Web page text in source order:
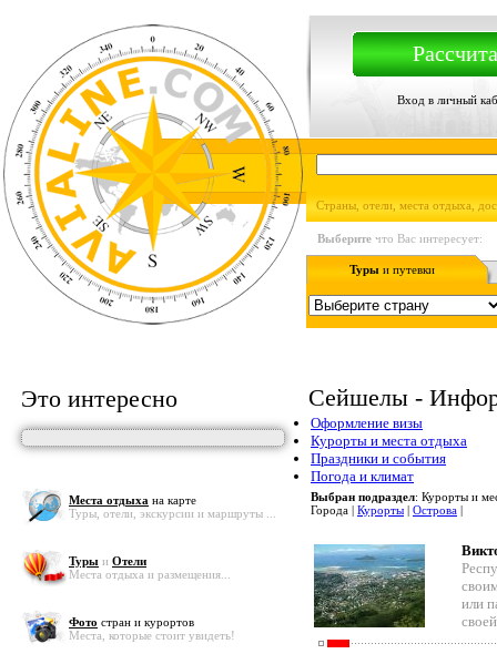
Вход в личный
Страны, отели, места отдыха,
Выберите что Вас интересует:
Туры и путевки
Это интересно
Места отдыха на карте
Туры, отели, экскурсии и маршруты ...
Туры и Отели
Места отдыха и размещения...
Фото стран и курортов
Места, которые стоит увидеть!
Сейшелы -
Оформление визы
Курорты и места отдыха
Праздники и события
Погода и климат
Выбран подраздел: Курорты и
Города | Курорты | Острова |
или